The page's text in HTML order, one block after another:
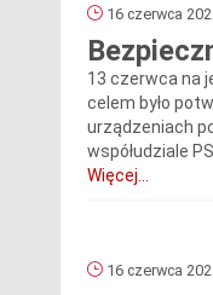
16 czerwca
13 czerwca na
celem było
urządzeniach
współudziale
Więcej...
16 czerwca